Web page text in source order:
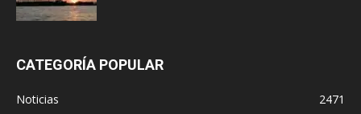
CATEGORÍA POPULAR
Noticias
2471